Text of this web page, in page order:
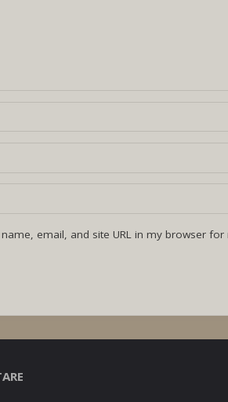
email, and site URL in my browser